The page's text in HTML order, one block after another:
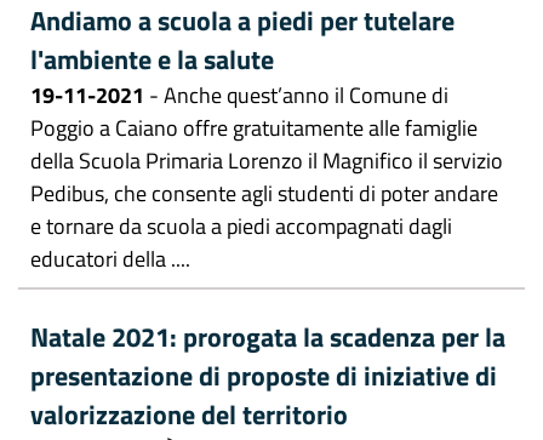
Andiamo a scuola a piedi per tutelare
l'ambiente e la salute
19-11-2021 - Anche quest’anno il Comune di
Poggio a Caiano offre gratuitamente alle famiglie
della Scuola Primaria Lorenzo il Magnifico il servizio
Pedibus, che consente agli studenti di poter andare
e tornare da scuola a piedi accompagnati dagli
educatori della ....
Natale 2021: prorogata la scadenza per la
presentazione di proposte di iniziative di
valorizzazione del territorio